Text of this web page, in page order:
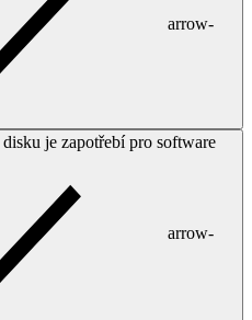
arrow-
je zapotřebí pro software
arrow-